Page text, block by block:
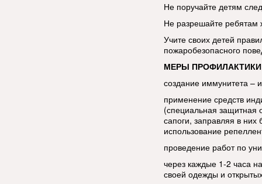
Не поручайте детям
Не разрешайте ребятам
Учите своих детей
пожаробезопасного
МЕРЫ
создание иммунитета –
применение средств
(специальная защитная
сапоги, заправляя в
использование
проведение работ по
через каждые 1-2 часа
своей одежды и